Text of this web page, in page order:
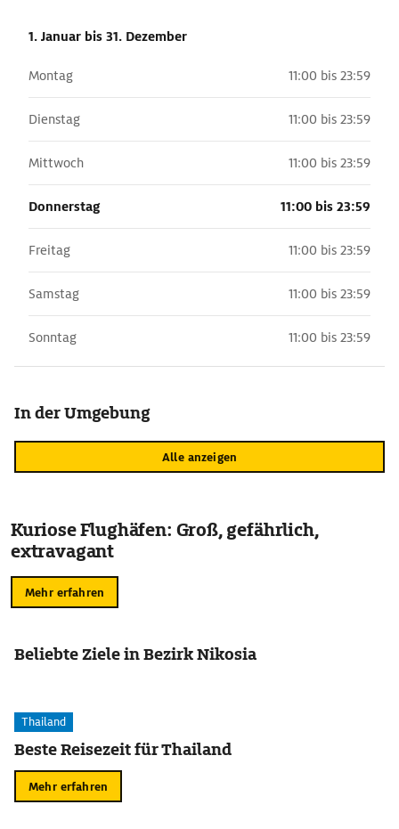
1. Januar bis 31. Dezember
Montag 11:00 bis 23:59
Dienstag 11:00 bis 23:59
Mittwoch 11:00 bis 23:59
Donnerstag 11:00 bis 23:59
Freitag 11:00 bis 23:59
Samstag 11:00 bis 23:59
Sonntag 11:00 bis 23:59
In der Umgebung
Alle anzeigen
Kuriose Flughäfen: Groß, gefährlich,
extravagant
Mehr erfahren
Beliebte Ziele in Bezirk Nikosia
Thailand
Beste Reisezeit für Thailand
Mehr erfahren